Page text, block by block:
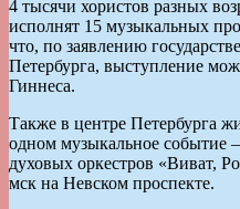
4 тысячи хористов разных
исполнят 15 музыкальных
что, по заявлению
Петербурга, выступление
Гиннеса.
Также в центре Петербурга
одном музыкальное
духовых оркестров «Виват,
мск на Невском проспекте.